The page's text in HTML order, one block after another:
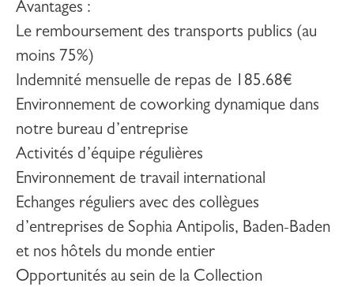
Avantages :
Le remboursement des transports publics (au
moins 75%)
Indemnité mensuelle de repas de 185.68€
Environnement de coworking dynamique dans
notre bureau d’entreprise
Activités d’équipe régulières
Environnement de travail international
Echanges réguliers avec des collègues
d’entreprises de Sophia Antipolis, Baden-Baden
et nos hôtels du monde entier
Opportunités au sein de la Collection